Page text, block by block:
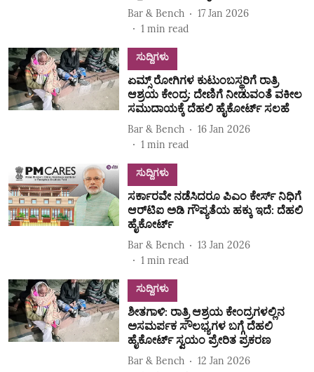
Bar & Bench
17 Jan 2026
1 min read
ಸುದ್ದಿಗಳು
ಏಮ್ಸ್ ರೋಗಿಗಳ ಕುಟುಂಬಸ್ಥರಿಗೆ ರಾತ್ರಿ
ಆಶ್ರಯ ಕೇಂದ್ರ: ದೇಣಿಗೆ ನೀಡುವಂತೆ ವಕೀಲ
ಸಮುದಾಯಕ್ಕೆ ದೆಹಲಿ ಹೈಕೋರ್ಟ್ ಸಲಹೆ
Bar & Bench
16 Jan 2026
1 min read
ಸುದ್ದಿಗಳು
ಸರ್ಕಾರವೇ ನಡೆಸಿದರೂ ಪಿಎಂ ಕೇರ್ಸ್ ನಿಧಿಗೆ
ಆರ್‌ಟಿಐ ಅಡಿ ಗೌಪ್ಯತೆಯ ಹಕ್ಕು ಇದೆ: ದೆಹಲಿ
ಹೈಕೋರ್ಟ್
Bar & Bench
13 Jan 2026
1 min read
ಸುದ್ದಿಗಳು
ಶೀತಗಾಳಿ: ರಾತ್ರಿ ಆಶ್ರಯ ಕೇಂದ್ರಗಳಲ್ಲಿನ
ಅಸಮರ್ಪಕ ಸೌಲಭ್ಯಗಳ ಬಗ್ಗೆ ದೆಹಲಿ
ಹೈಕೋರ್ಟ್‌ ಸ್ವಯಂ ಪ್ರೇರಿತ ಪ್ರಕರಣ
Bar & Bench
12 Jan 2026